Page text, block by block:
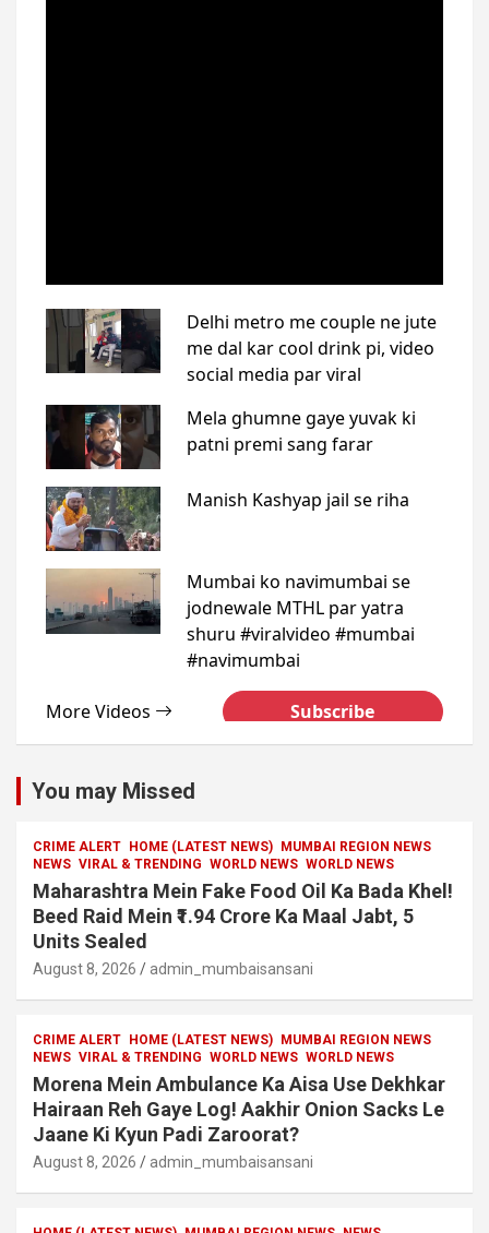
You may Missed
CRIME ALERT HOME (LATEST NEWS)
MUMBAI REGION NEWS
NEWS VIRAL & TRENDING WORLD NEWS WORLD NEWS
Maharashtra Mein Fake Food Oil Ka Bada Khel!
Beed Raid Mein ₹1.94 Crore Ka Maal Jabt, 5
Units Sealed
August 8, 2026 admin_mumbaisansani
CRIME ALERT HOME (LATEST NEWS)
MUMBAI REGION NEWS
NEWS VIRAL & TRENDING WORLD NEWS WORLD NEWS
Morena Mein Ambulance Ka Aisa Use Dekhkar
Hairaan Reh Gaye Log! Aakhir Onion Sacks Le
Jaane Ki Kyun Padi Zaroorat?
August 8, 2026 admin_mumbaisansani